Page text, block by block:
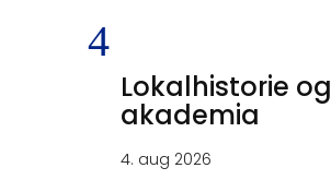
Lokalhistorie og
akademia
4. aug 2026